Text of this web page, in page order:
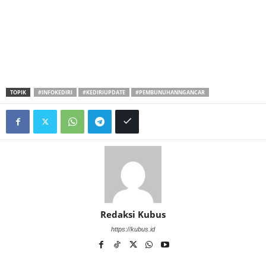
TOPIK #INFOKEDIRI #KEDIRIUPDATE #PEMBUNUHANNGANCAR
Redaksi Kubus
https://kubus.id